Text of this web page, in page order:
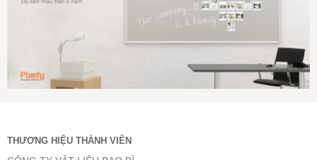
THƯƠNG HIỆU THÀNH VIÊN